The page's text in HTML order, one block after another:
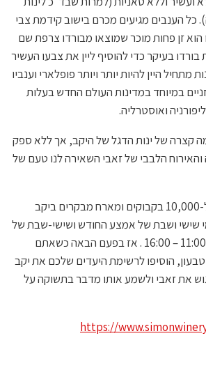
כל הענבים מגיעים מכרם בישוב קידמת צבי
הוא זן פחות מוכר שמוצאו מבורדו צרפת שם
בעיקר כדי להוסיף ליין את צבעו העשיר
מתחיל היין להיות יותר ויותר פופלארי וענביו
במיוחד במדינות העולם החדש בעלות
ואוסטרליה.
קצרה של ינות הדגל של היקב, אך ללא ספק
הלבבי של זאבי השאירה לנו טעם של
זאבי מייצר כיום קרוב ל-10,000 בקבוקים ומארח מבקרים ביקב
שישי ושבת של אמצע החודש ושישי-שבת של
סוף החודש בין השעות 11:00 – 16:00 . אז בפעם הבאה כשאתם
הוסיפו לרשימת היעדים שלכם את יקב
את זאבי ולשמע אותו מדבר בתשוקה על
https://